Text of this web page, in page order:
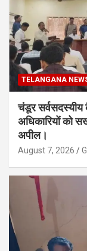
TELANGANA
चंडूर सर्वसदस्यीय
अधिकारियों को
अपील।
August 7, 2026